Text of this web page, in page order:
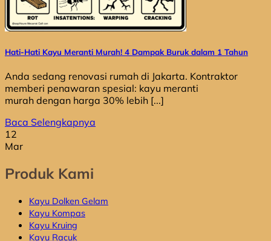
Hati-Hati Kayu Meranti Murah! 4 Dampak Buruk dalam 1 Tahun
Anda sedang renovasi rumah di Jakarta. Kontraktor
memberi penawaran spesial: kayu meranti
murah dengan harga 30% lebih [...]
Baca Selengkapnya
12
Mar
Produk Kami
Kayu Dolken Gelam
Kayu Kompas
Kayu Kruing
Kayu Racuk